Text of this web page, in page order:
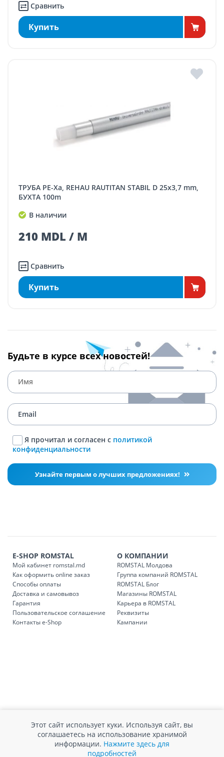
Сравнить
Купить
ТРУБА PE-Xa, REHAU RAUTITAN STABIL D 25x3,7 mm,
БУХТА 100m
В наличии
210 MDL / M
Сравнить
Купить
Будьте в курсе всех новостей!
Я прочитал и согласен с политикой
конфиденциальности
Узнайте первым о лучших предложениях!
E-SHOP ROMSTAL
Мой кабинет romstal.md
Как оформить online заказ
Способы оплаты
Доставка и самовывоз
Гарантия
Пользовательское соглашение
Контакты e-Shop
О КОМПАНИИ
ROMSTAL Молдова
Группа компаний ROMSTAL
ROMSTAL Блог
Магазины ROMSTAL
Карьера в ROMSTAL
Реквизиты
Кампании
Этот сайт использует куки. Используя сайт, вы
соглашаетесь на использование хранимой
информации. Нажмите здесь для
подробностей